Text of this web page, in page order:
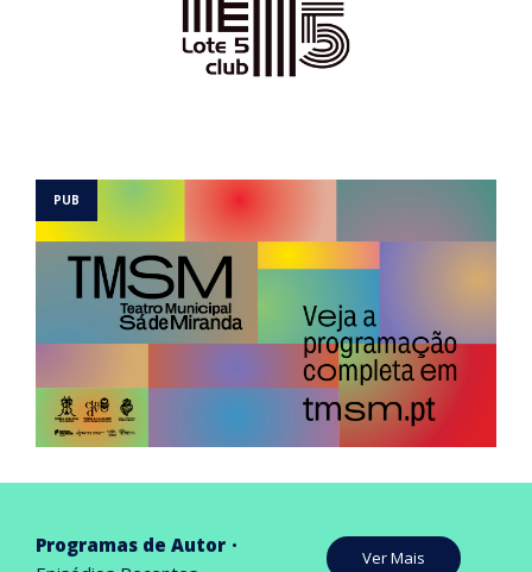
Programas de Autor
Ver Mais